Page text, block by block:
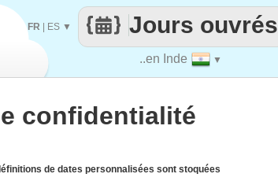
..en Inde ▼
Jours ouvrés
FR ES ▼
confidentialité
de dates personnalisées sont stoquées